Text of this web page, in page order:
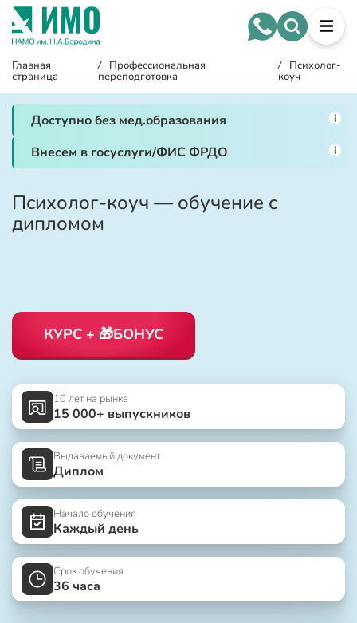
Главная
страница
/ Профессиональная
переподготовка
/ Психолог-
коуч
Доступно без мед.образования i
Внесем в госуслуги/ФИС ФРДО i
Психолог-коуч — обучение с
дипломом
КУРС + 🎁БОНУС
10 лет на рынке
15 000+ выпускников
Выдаваемый документ
Диплом
Начало обучения
Каждый день
Срок обучения
36 часа